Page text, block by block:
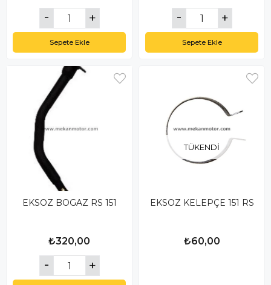
Sepete Ekle Sepete Ekle
EKSOZ BOGAZ RS 151
₺320,00
TÜKENDI
EKSOZ KELEPÇE 151 RS
₺60,00